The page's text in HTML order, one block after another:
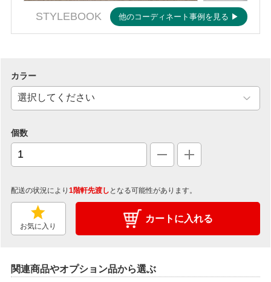
STYLEBOOK 他のコーディネート事例を見る ▶
カラー
個数
配送の状況により 1階軒先渡し となる可能性があります。
お気に入り
カートに入れる
関連商品やオプション品から選ぶ